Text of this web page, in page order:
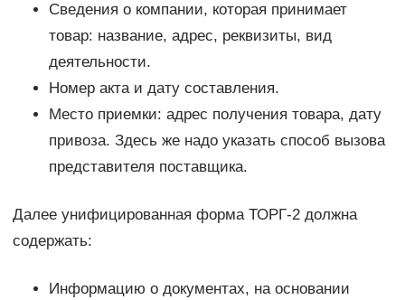
Сведения о компании, которая принимает
товар: название, адрес, реквизиты, вид
деятельности.
Номер акта и дату составления.
Место приемки: адрес получения товара, дату
привоза. Здесь же надо указать способ вызова
представителя поставщика.
Далее унифицированная форма ТОРГ-2 должна
содержать:
Информацию о документах, на основании